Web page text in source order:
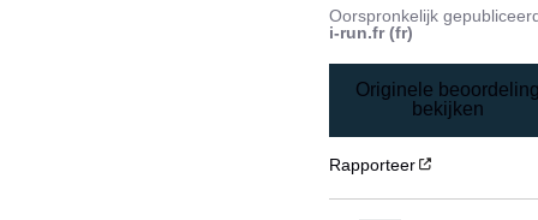
Oorspronkelijk
i-run.fr (fr)
Originele
bekijken
Rapporteer